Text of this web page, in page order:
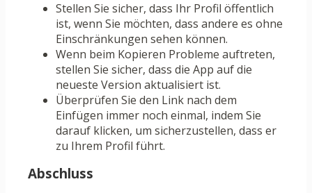
Stellen Sie sicher, dass Ihr Profil öffentlich
ist, wenn Sie möchten, dass andere es ohne
Einschränkungen sehen können.
Wenn beim Kopieren Probleme auftreten,
stellen Sie sicher, dass die App auf die
neueste Version aktualisiert ist.
Überprüfen Sie den Link nach dem
Einfügen immer noch einmal, indem Sie
darauf klicken, um sicherzustellen, dass er
zu Ihrem Profil führt.
Abschluss